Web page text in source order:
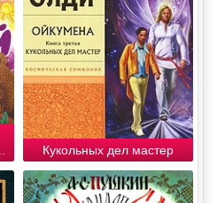
Кукольных дел мастер